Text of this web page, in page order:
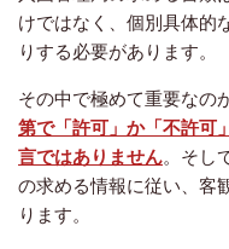
けではなく、個別具体的
りする必要があります。
その中で極めて重要なの
第で「許可」か「不許可
言ではありません。そし
の求める情報に従い、客
ります。